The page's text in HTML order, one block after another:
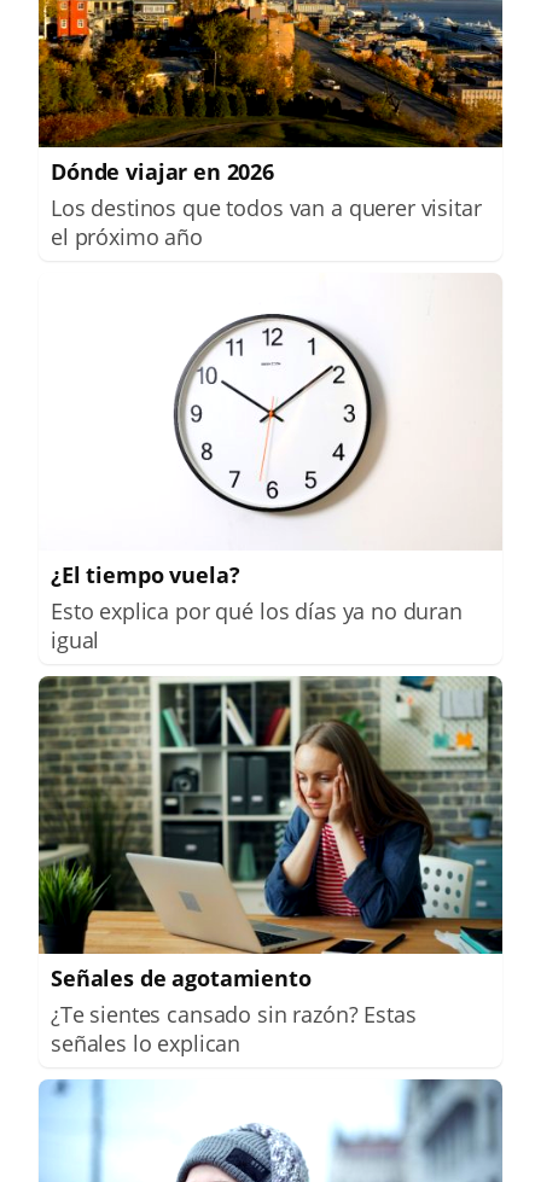
Dónde viajar en 2026
Los destinos que todos van a querer visitar
el próximo año
¿El tiempo vuela?
Esto explica por qué los días ya no duran
igual
Señales de agotamiento
¿Te sientes cansado sin razón? Estas
señales lo explican